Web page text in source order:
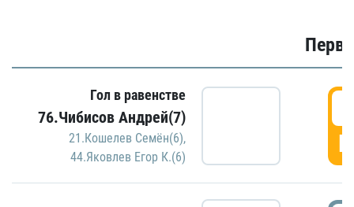
Гол в равенстве
76.Чибисов Андрей(7)
21.Кошелев Семён(6),
44.Яковлев Егор К.(6)